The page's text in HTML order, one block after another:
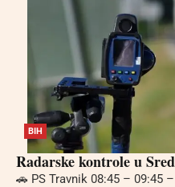
BIH
Radarske kontrole u
🚗 PS Travnik 08:45 – 09:45